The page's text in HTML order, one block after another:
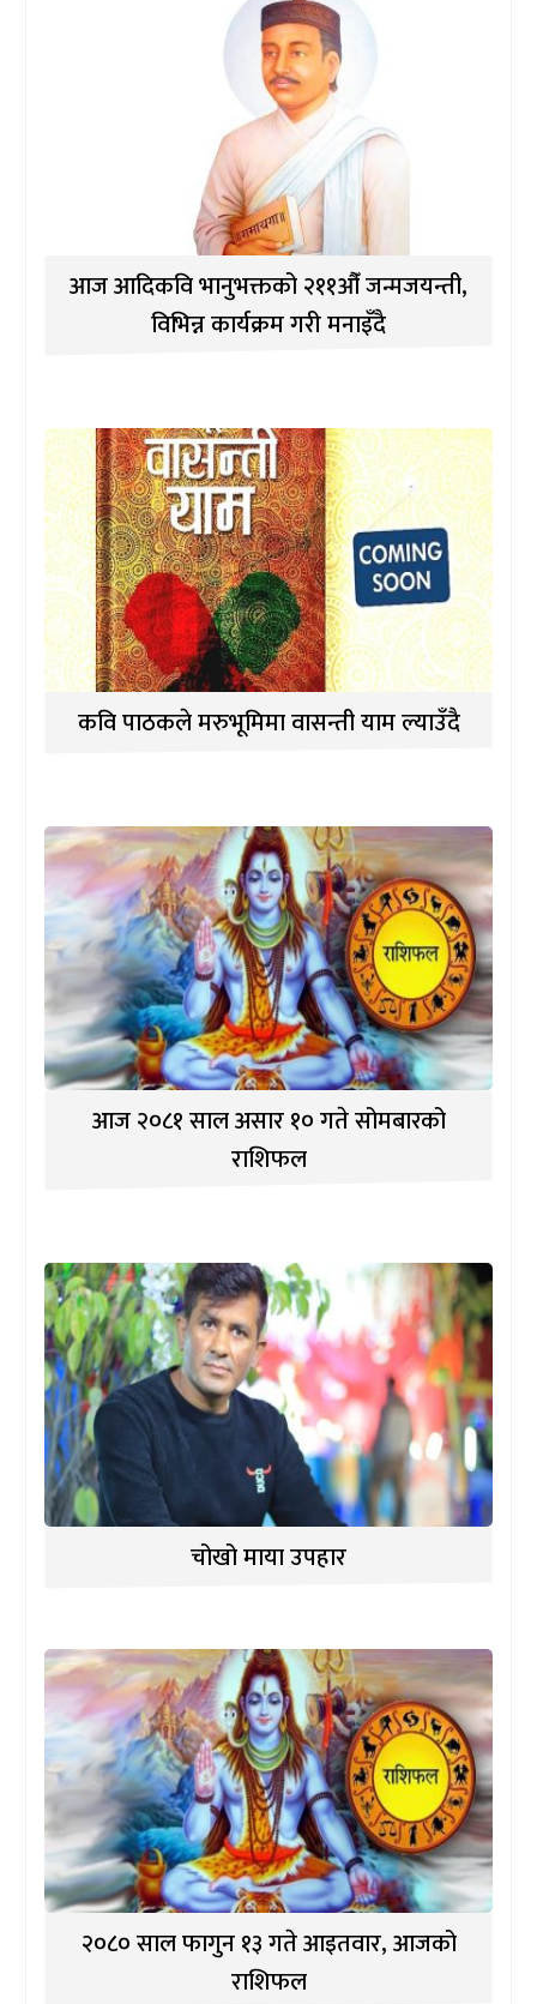
आज आदिकवि भानुभक्तको २११औँ जन्मजयन्ती,
विभिन्न कार्यक्रम गरी मनाइँदै
कवि पाठकले मरुभूमिमा वासन्ती याम ल्याउँदै
आज २०८१ साल असार १० गते सोमबारको
राशिफल
चोखो माया उपहार
२०८० साल फागुन १३ गते आइतवार, आजको
राशिफल